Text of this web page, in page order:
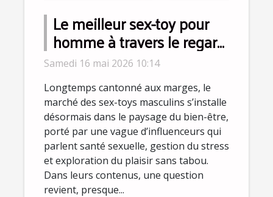
Le meilleur sex-toy pour
homme à travers le regard
des influenceurs bien-être
Samedi 16 mai 2026 10:14
Longtemps cantonné aux marges, le
marché des sex-toys masculins s’installe
désormais dans le paysage du bien-être,
porté par une vague d’influenceurs qui
parlent santé sexuelle, gestion du stress
et exploration du plaisir sans tabou.
Dans leurs contenus, une question
revient, presque...